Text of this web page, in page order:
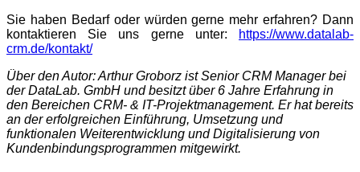
Sie haben Bedarf oder würden gerne mehr erfahren? Dann
kontaktieren Sie uns gerne unter:
https://www.datalab-
crm.de/kontakt/
Über den Autor: Arthur Groborz ist Senior CRM Manager bei
der DataLab. GmbH und besitzt über 6 Jahre Erfahrung in
den Bereichen CRM- & IT-Projektmanagement. Er hat bereits
an der erfolgreichen Einführung, Umsetzung und
funktionalen Weiterentwicklung und Digitalisierung von
Kundenbindungsprogrammen mitgewirkt.